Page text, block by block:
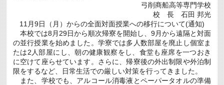
弓削商船高等専門学校
校 長 石田 邦光
11月9日（月）からの全面対面授業への移行について(通知)
本校では8月29日から順次帰寮を開始し、9月から遠隔と対面
の並行授業を始めました。学寮では多人数部屋を廃止し個室ま
たは2人部屋にし、朝の健康観察をし、食堂も座席を一つおき
に空けて座らせています。さらに、帰寮後の外出制限や外泊制
限をするなど、日常生活での厳しい対策を行ってきました。
また、学校でも、アルコール消毒液とペーパータオルの準備